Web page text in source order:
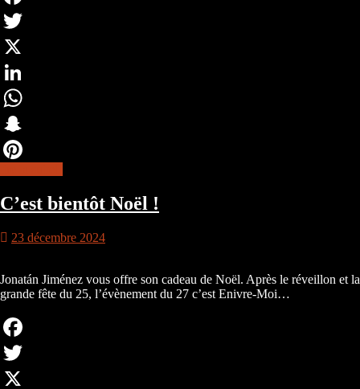
Facebook
Twitter
X
LinkedIn
WhatsApp
Snapchat
Pinterest
C’est bientôt Noël !
23 décembre 2024
Jonatán Jiménez vous offre son cadeau de Noël. Après le réveillon et la
grande fête du 25, l’évènement du 27 c’est Enivre-Moi…
Facebook
Twitter